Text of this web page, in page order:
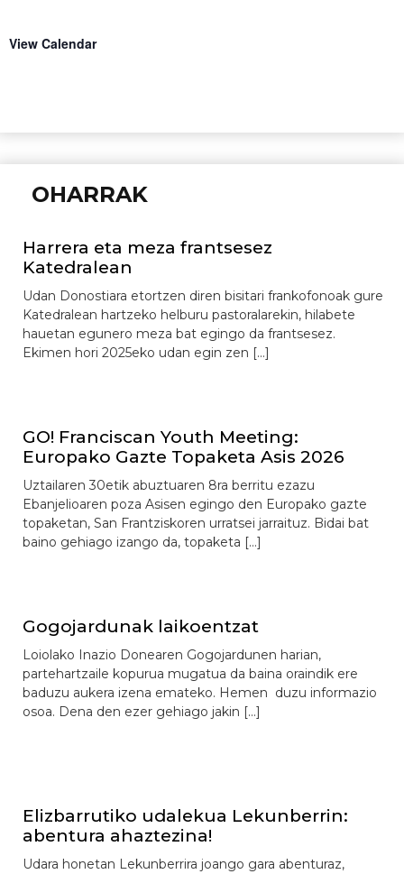
View Calendar
OHARRAK
Harrera eta meza frantsesez
Katedralean
Udan Donostiara etortzen diren bisitari frankofonoak gure
Katedralean hartzeko helburu pastoralarekin, hilabete
hauetan egunero meza bat egingo da frantsesez.
Ekimen hori 2025eko udan egin zen […]
GO! Franciscan Youth Meeting:
Europako Gazte Topaketa Asis 2026
Uztailaren 30etik abuztuaren 8ra berritu ezazu
Ebanjelioaren poza Asisen egingo den Europako gazte
topaketan, San Frantziskoren urratsei jarraituz. Bidai bat
baino gehiago izango da, topaketa […]
Gogojardunak laikoentzat
Loiolako Inazio Donearen Gogojardunen harian,
partehartzaile kopurua mugatua da baina oraindik ere
baduzu aukera izena emateko. Hemen duzu informazio
osoa. Dena den ezer gehiago jakin […]
Elizbarrutiko udalekua Lekunberrin:
abentura ahaztezina!
Udara honetan Lekunberrira joango gara abenturaz,